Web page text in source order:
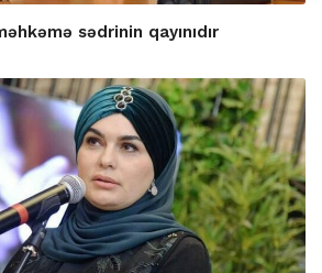
sədrinin qayınıdır